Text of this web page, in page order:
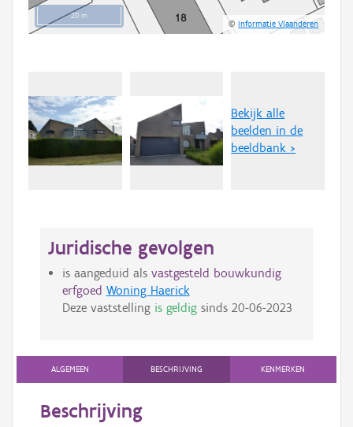
20 m
©Informatie Vlaanderen
Bekijk alle
beelden in de
beeldbank >
Juridische gevolgen
is aangeduid als vastgesteld bouwkundig
erfgoed Woning Haerick
Deze vaststelling is geldigsinds 20-06-2023
ALGEMEEN BESCHRIJVING KENMERKEN
Beschrijving